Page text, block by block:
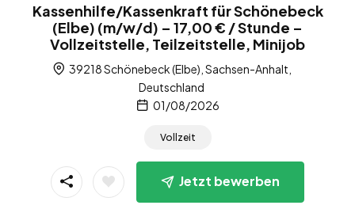
Kassenhilfe/Kassenkraft für Schönebeck
(Elbe) (m/w/d) – 17,00 € / Stunde –
Vollzeitstelle, Teilzeitstelle, Minijob
39218 Schönebeck (Elbe), Sachsen-Anhalt,
Deutschland
01/08/2026
Vollzeit
Jetzt bewerben